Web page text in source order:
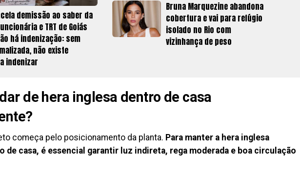
demissão ao saber da
e TRT de Goiás
há indenização: sem
não existe
indenizar
Bruna Marquezine abandona
cobertura e vai para refúgio
isolado no Rio com
vizinhança de peso
de hera inglesa dentro de casa
começa pelo posicionamento da planta. Para manter a hera inglesa
de casa, é essencial garantir luz indireta, rega moderada e boa circulação